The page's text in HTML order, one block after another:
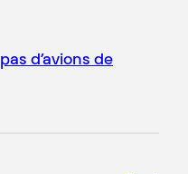
pas d’avions de